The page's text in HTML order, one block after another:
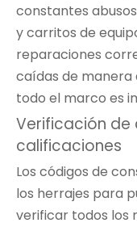
constantes
y carritos de
reparaciones
caídas de
todo el marco es
Verificación de
calificaciones
Los códigos de
los herrajes para
verificar todos los